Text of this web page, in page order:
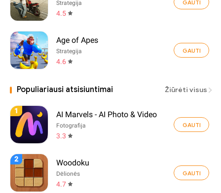
Strategija
4.5
GAUTI
Age of Apes
Strategija
4.6
GAUTI
Populiariausi atsisiuntimai Žiūrėti visus
1 AI Marvels - AI Photo & Video
Fotografija
3.3
GAUTI
2 Woodoku
Dėlionės
4.7
GAUTI